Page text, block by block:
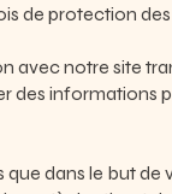
de protection
avec notre site
des informations
dans le but de